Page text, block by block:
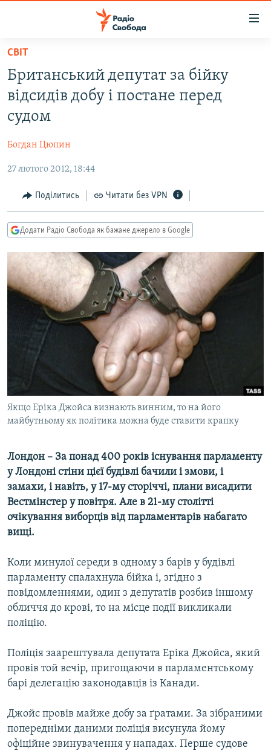
Перейти
основного
матеріалу
до
основної
Перейти
пошуку
ВСЕ ЗА ДОБУ
ЕКОНОМІКА
СУСПІЛЬСТВО
КУЛЬТУРА
УКРАЇНА
РОСІЙСЬКА «ФІЛЬТРАЦІЯ»
ДОНБАС.РЕАЛІЇ
КРИМ.РЕАЛІЇ
СХЕМИ
КИТАЙ.ВИКЛИКИ
МУЛЬТИМЕДІА
ФОТО
СПЕЦПРОЄКТИ
ПОДКАСТИ
РУС
УКР
ДОЛУЧАЙСЯ!
СВІТ
Британський депутат за бійку
відсидів добу і постане перед
судом
Богдан Цюпин
27 лютого 2012, 18:44
Поділитись Читати без VPN
Додати Радіо Свобода як бажане джерело в Google
Якщо Еріка Джойса визнають винним, то на його
майбутньому як політика можна буде ставити крапку
Лондон – За понад 400 років існування парламенту
у Лондоні стіни цієї будівлі бачили і змови, і
замахи, і навіть, у 17-му сторіччі, плани висадити
Вестмінстер у повітря. Але в 21-му столітті
очікування виборців від парламентарів набагато
вищі.
Коли минулої середи в одному з барів у будівлі
парламенту спалахнула бійка і, згідно з
повідомленнями, один з депутатів розбив іншому
обличчя до крові, то на місце події викликали
поліцію.
Поліція заарештувала депутата Еріка Джойса, який
провів той вечір, пригощаючи в парламентському
барі делегацію законодавців із Канади.
Джойс провів майже добу за ґратами. За зібраними
попередніми даними поліція висунула йому
офіційне звинувачення у нападах. Перше судове